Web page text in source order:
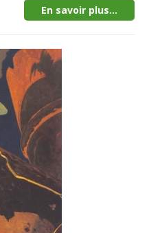
En savoir plus...